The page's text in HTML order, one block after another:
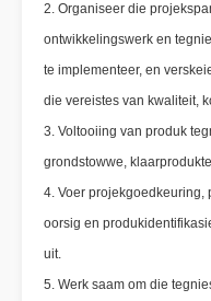
2. Organiseer die
ontwikkelingswerk en
te implementeer, en
die vereistes van kwaliteit,
3. Voltooiing van produk
grondstowwe,
4. Voer
oorsig en
uit.
5. Werk saam om die